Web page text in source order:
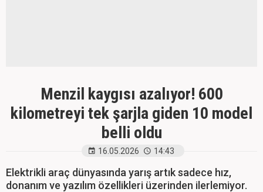
Menzil kaygısı azalıyor! 600
kilometreyi tek şarjla giden 10 model
belli oldu
16.05.2026 14:43
Elektrikli araç dünyasında yarış artık sadece hız,
donanım ve yazılım özellikleri üzerinden ilerlemiyor.